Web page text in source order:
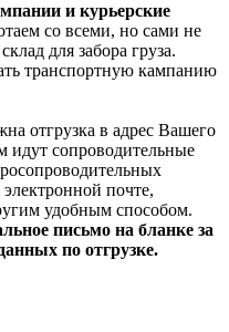
и курьерские
со всеми, но сами не
для забора груза.
транспортную кампанию
отгрузка в адрес Вашего
идут сопроводительные
почте,
удобным способом.
письмо на бланке за
по отгрузке.